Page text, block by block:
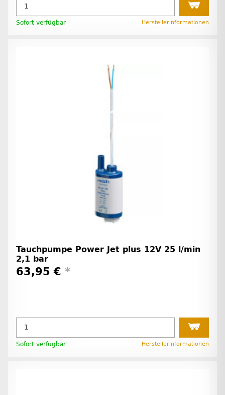
Sofort verfügbar Herstellerinformationen
Tauchpumpe Power Jet plus 12V 25 l/min
2,1 bar
63,95 € *
Sofort verfügbar Herstellerinformationen